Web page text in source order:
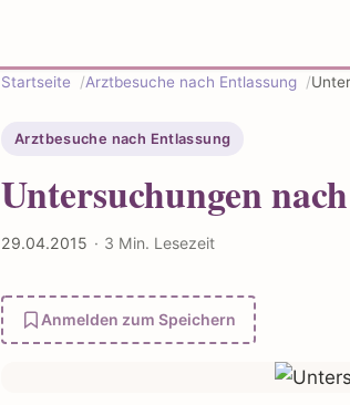
Startseite Arztbesuche nach Entlassung
Arztbesuche nach Entlassung
Untersuchungen
29.04.2015 · 3 Min. Lesezeit
Anmelden zum Speichern